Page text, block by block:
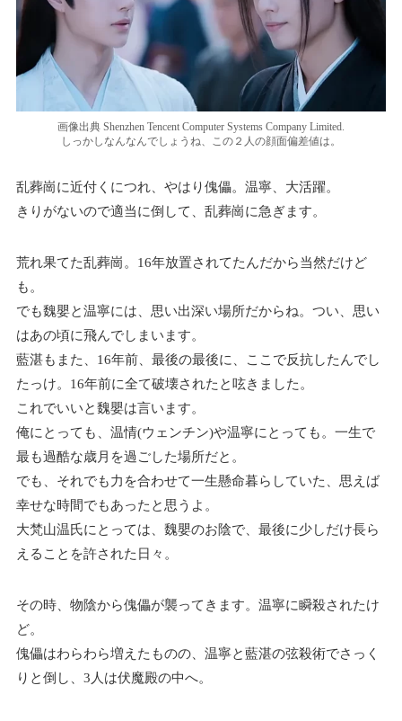
画像出典 Shenzhen Tencent Computer Systems Company Limited.
しっかしなんなんでしょうね、この２人の顔面偏差値は。
乱葬崗に近付くにつれ、やはり傀儡。温寧、大活躍。
きりがないので適当に倒して、乱葬崗に急ぎます。
荒れ果てた乱葬崗。16年放置されてたんだから当然だけど
も。
でも魏嬰と温寧には、思い出深い場所だからね。つい、思い
はあの頃に飛んでしまいます。
藍湛もまた、16年前、最後の最後に、ここで反抗したんでし
たっけ。16年前に全て破壊されたと呟きました。
これでいいと魏嬰は言います。
俺にとっても、温情(ウェンチン)や温寧にとっても。一生で
最も過酷な歳月を過ごした場所だと。
でも、それでも力を合わせて一生懸命暮らしていた、思えば
幸せな時間でもあったと思うよ。
大梵山温氏にとっては、魏嬰のお陰で、最後に少しだけ長ら
えることを許された日々。
その時、物陰から傀儡が襲ってきます。温寧に瞬殺されたけ
ど。
傀儡はわらわら増えたものの、温寧と藍湛の弦殺術でさっく
りと倒し、3人は伏魔殿の中へ。